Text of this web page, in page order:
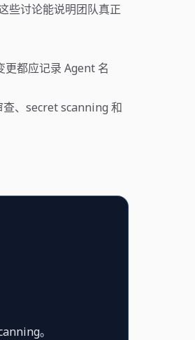
些讨论能说明团队真正
都应记录 Agent 名
、secret scanning 和
。